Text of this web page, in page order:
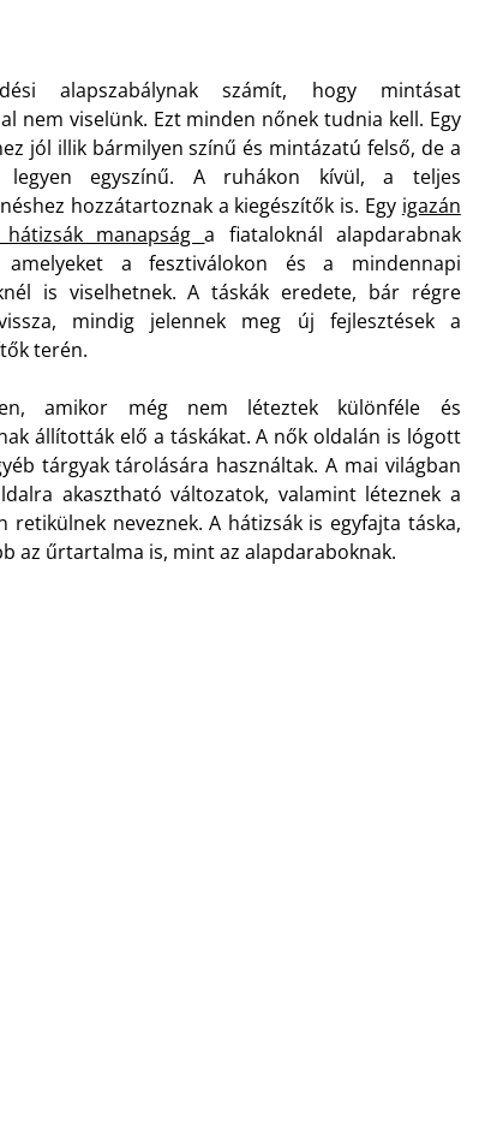
alapszabálynak számít, hogy mintásat
nem viselünk. Ezt minden nőnek tudnia kell. Egy
jól illik bármilyen színű és mintázatú felső, de a
legyen egyszínű. A ruhákon kívül, a teljes
hozzátartoznak a kiegészítők is. Egy igazán
hátizsák manapsága fiataloknál alapdarabnak
amelyeket a fesztiválokon és a mindennapi
is viselhetnek. A táskák eredete, bár régre
mindig jelennek meg új fejlesztések a
terén.
amikor még nem léteztek különféle és
állították elő a táskákat. A nők oldalán is lógott
tárgyak tárolására használtak. A mai világban
akasztható változatok, valamint léteznek a
neveznek. A hátizsák is egyfajta táska,
az űrtartalma is, mint az alapdaraboknak.